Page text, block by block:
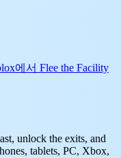
에서 Flee the Facility
unlock the exits, and
tablets, PC, Xbox,